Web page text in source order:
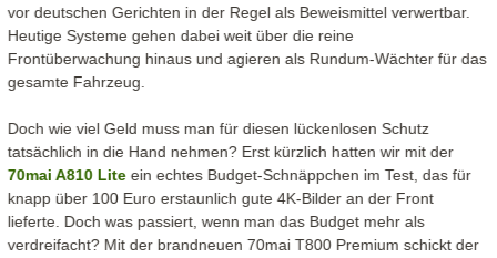
vor deutschen Gerichten in der Regel als Beweismittel verwertbar.
Heutige Systeme gehen dabei weit über die reine
Frontüberwachung hinaus und agieren als Rundum-Wächter für das
gesamte Fahrzeug.
Doch wie viel Geld muss man für diesen lückenlosen Schutz
tatsächlich in die Hand nehmen? Erst kürzlich hatten wir mit der
70mai A810 Lite ein echtes Budget-Schnäppchen im Test, das für
knapp über 100 Euro erstaunlich gute 4K-Bilder an der Front
lieferte. Doch was passiert, wenn man das Budget mehr als
verdreifacht? Mit der brandneuen 70mai T800 Premium schickt der